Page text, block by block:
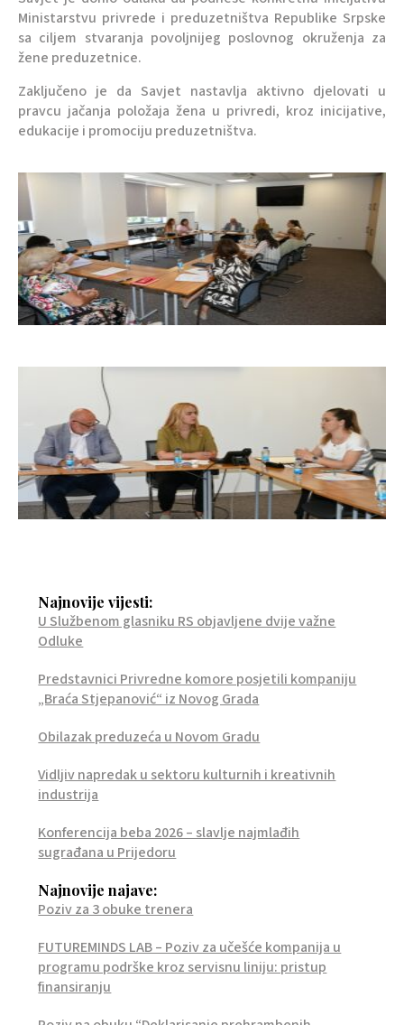
Ministarstvu privrede i preduzetništva Republike Srpske
sa ciljem stvaranja povoljnijeg poslovnog okruženja za
žene preduzetnice.
Zaključeno je da Savjet nastavlja aktivno djelovati u
pravcu jačanja položaja žena u privredi, kroz inicijative,
edukacije i promociju preduzetništva.
Najnovije vijesti:
U Službenom glasniku RS objavljene dvije važne
Odluke
Predstavnici Privredne komore posjetili kompaniju
„Braća Stjepanović“ iz Novog Grada
Obilazak preduzeća u Novom Gradu
Vidljiv napredak u sektoru kulturnih i kreativnih
industrija
Konferencija beba 2026 – slavlje najmlađih
sugrađana u Prijedoru
Najnovije najave:
Poziv za 3 obuke trenera
FUTUREMINDS LAB – Poziv za učešće kompanija u
programu podrške kroz servisnu liniju: pristup
finansiranju